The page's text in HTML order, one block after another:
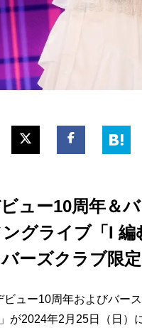
ュー10周年＆
グライブ「I 編
ーズクラブ限
ュー10周年およびバー
が2024年2月25日（日）